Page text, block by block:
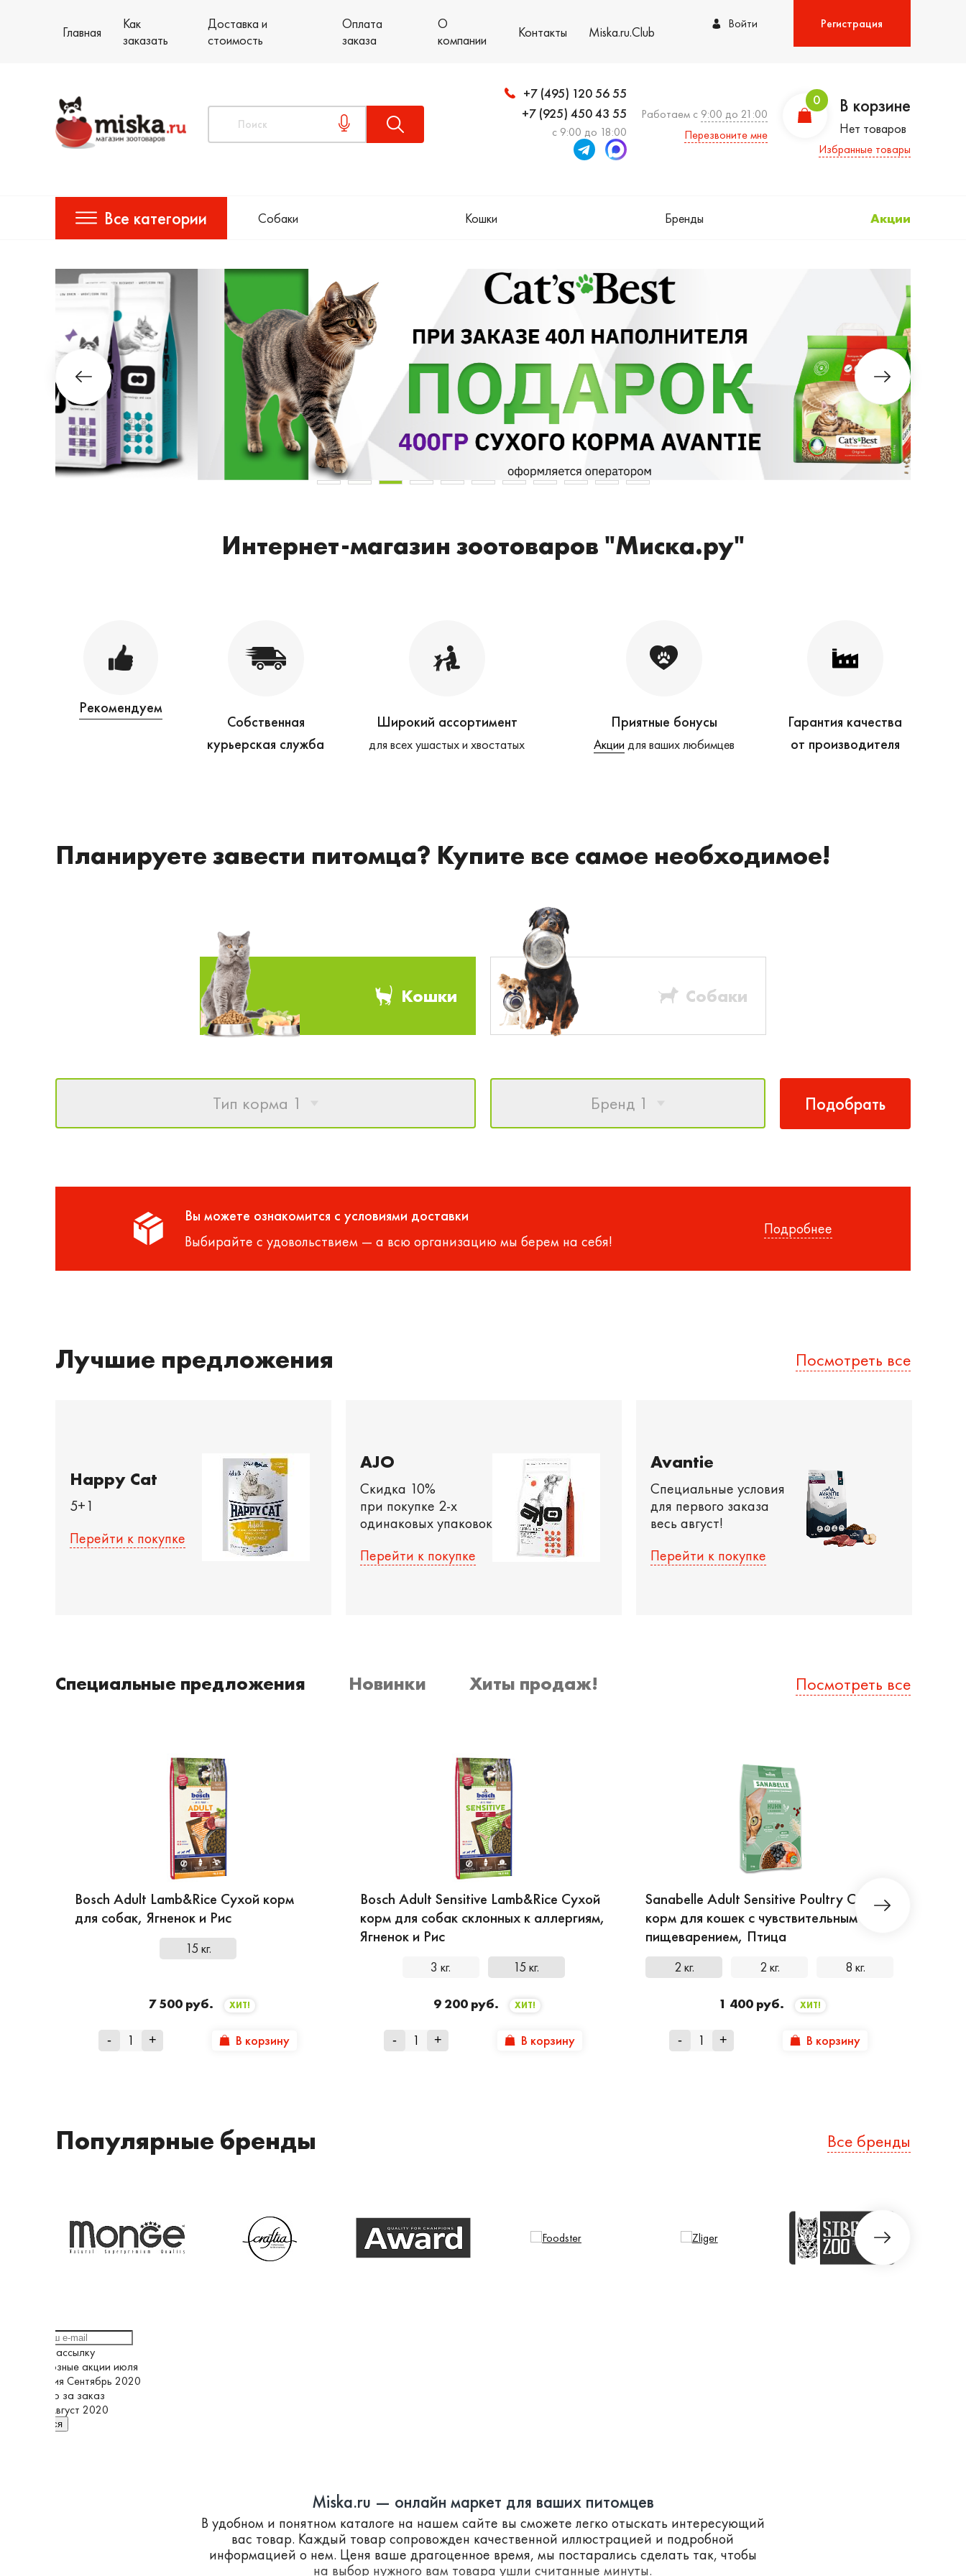
Главная
Как
заказать
Доставка и
стоимость
Оплата
заказа
О
компании
Контакты Miska.ru.Club Войти Регистрация
+7 (495) 120 56 55
+7 (925) 450 43 55
с 9:00 до 18:00
Работаем с 9:00 до 21:00
Перезвоните мне
0 В корзине
Нет товаров
Избранные товары
Все категории Собаки Кошки Бренды Акции
Интернет-магазин зоотоваров "Миска.ру"
Рекомендуем
Собственная
курьерская служба
Широкий ассортимент
для всех ушастых и хвостатых
Приятные бонусы
Акции для ваших любимцев
Гарантия качества
от производителя
Планируете завести питомца? Купите все самое необходимое!
Кошки Собаки
Тип корма 1 Бренд 1 Подобрать
Вы можете ознакомится с условиями доставки
Выбирайте с удовольствием — а всю организацию мы берем на себя!
Подробнее
Лучшие предложения Посмотреть все
Happy Cat
5+1
Перейти к покупке
AJO
Скидка 10%
при покупке 2-х
одинаковых упаковок
Перейти к покупке
Avantie
Специальные условия
для первого заказа
весь август!
Перейти к покупке
Специальные предложения Новинки Хиты продаж! Посмотреть все
Bosch Adult Lamb&Rice Сухой корм
для собак, Ягненок и Рис
15 кг.
7 500 руб. ХИТ!
- + В корзину
Bosch Adult Sensitive Lamb&Rice Сухой
корм для собак склонных к аллергиям,
Ягненок и Рис
3 кг. 15 кг.
9 200 руб. ХИТ!
- + В корзину
Sanabelle Adult Sensitive Poultry Сухой
корм для кошек с чувствительным
пищеварением, Птица
2 кг. 2 кг. 8 кг.
1 400 руб. ХИТ!
- + В корзину
Популярные бренды Все бренды
Выберите рассылку
Грандиозные акции июля
Кампания Сентябрь 2020
Спасибо за заказ
Супер Август 2020
Подписаться
Miska.ru — онлайн маркет для ваших питомцев
В удобном и понятном каталоге на нашем сайте вы сможете легко отыскать интересующий
вас товар. Каждый товар сопровожден качественной иллюстрацией и подробной
информацией о нем. Ценя ваше драгоценное время, мы постарались сделать так, чтобы
на выбор нужного вам товара ушли считанные минуты.